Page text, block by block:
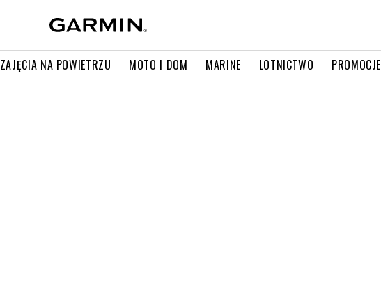
ZAJĘCIA NA POWIETRZU MOTO I DOM MARINE LOTNICTWO PROMOCJE